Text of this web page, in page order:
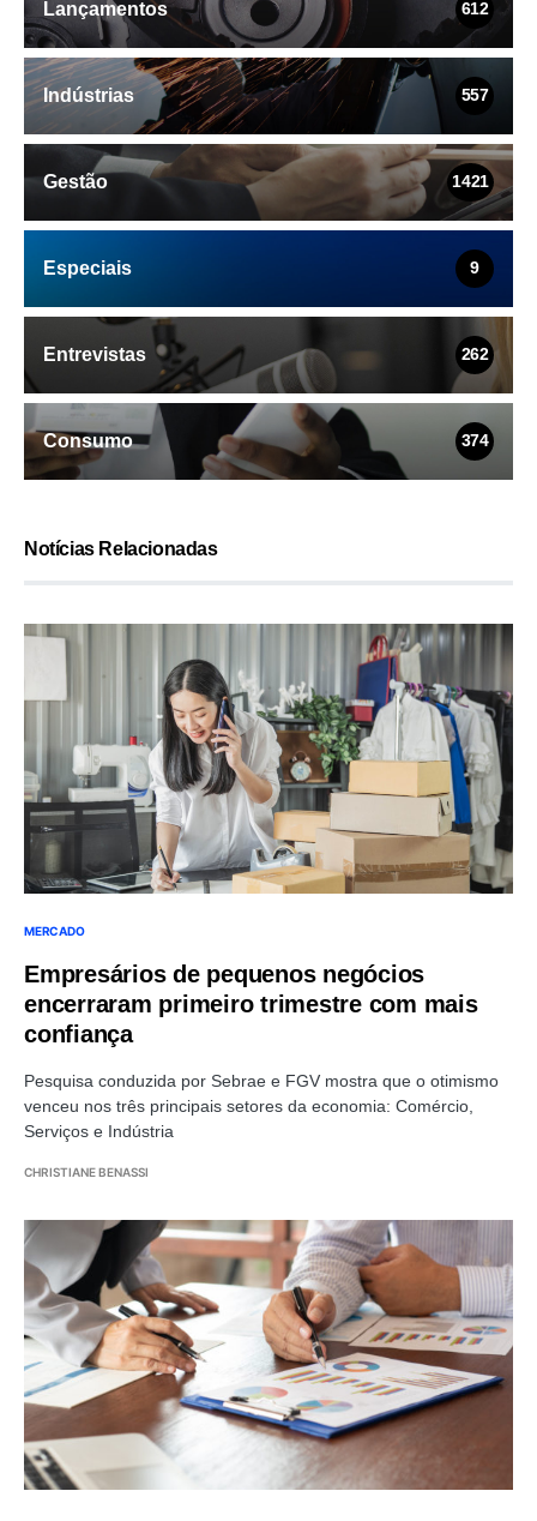
Lançamentos 612
Indústrias 557
Gestão 1421
Especiais 9
Entrevistas 262
Consumo 374
Notícias Relacionadas
MERCADO
Empresários de pequenos negócios
encerraram primeiro trimestre com mais
confiança
Pesquisa conduzida por Sebrae e FGV mostra que o otimismo
venceu nos três principais setores da economia: Comércio,
Serviços e Indústria
CHRISTIANE BENASSI